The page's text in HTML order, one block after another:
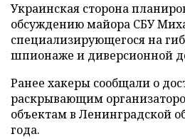
Украинская сторона
обсуждению майора СБУ
специализирующегося на
шпионаже и диверсионной
Ранее хакеры сообщали о
раскрывающим
объектам в Ленинградской
года.